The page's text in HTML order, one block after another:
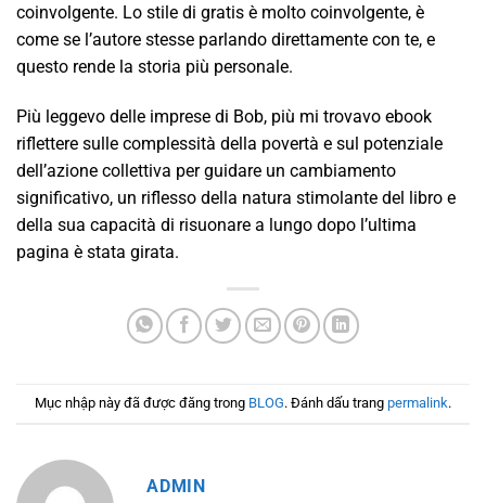
coinvolgente. Lo stile di gratis è molto coinvolgente, è
come se l’autore stesse parlando direttamente con te, e
questo rende la storia più personale.
Più leggevo delle imprese di Bob, più mi trovavo ebook
riflettere sulle complessità della povertà e sul potenziale
dell’azione collettiva per guidare un cambiamento
significativo, un riflesso della natura stimolante del libro e
della sua capacità di risuonare a lungo dopo l’ultima
pagina è stata girata.
Mục nhập này đã được đăng trong BLOG. Đánh dấu trang permalink.
ADMIN